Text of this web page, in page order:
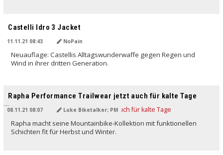
Castelli Idro 3 Jacket
11.11.21 08:43 NoPain
Neuauflage: Castellis Alltagswunderwaffe gegen Regen und
Wind in ihrer dritten Generation.
Rapha Performance Trailwear jetzt auch für kalte Tage
08.11.21 08:07 Luke Biketalker; PM
Rapha macht seine Mountainbike-Kollektion mit funktionellen
Schichten fit für Herbst und Winter.